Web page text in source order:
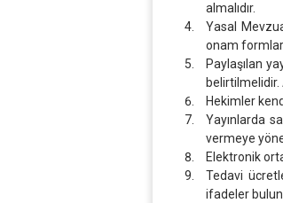
almalıdır.
Yasal
onam
Paylaşılan
belirtilmelidir.
Hekimler
Yayınlarda
vermeye
Elektronik
Tedavi
ifadeler